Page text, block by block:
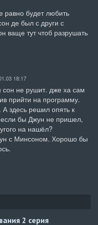
равно будет любить
де был с други с
ваще тут чтоб разрушать
18:17
не рушит. дже ха сам
прийти на программу.
здесь решил опять к
бы Джун не пришел,
на нашёл?
с Минсоном. Хорошо бы
2 серия